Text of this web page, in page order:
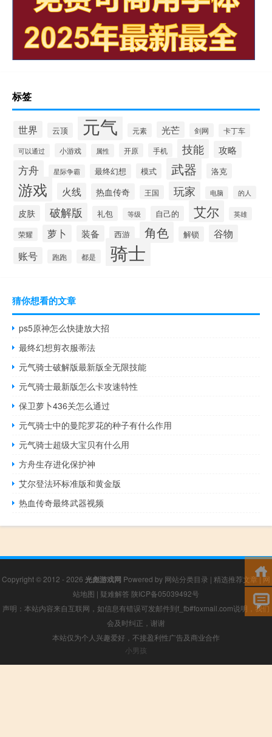
标签
世界 云顶 元气 元素 光芒 剑网 卡丁车
可以通过 小游戏 属性 开原 手机 技能 攻略
方舟 星际争霸 最终幻想 模式 武器 洛克
游戏 火线 热血传奇 王国 玩家 电脑 的人
皮肤 破解版 礼包 等级 自己的 艾尔 英雄
荣耀 萝卜 装备 西游 角色 解锁 谷物
账号 跑跑 都是 骑士
猜你想看的文章
ps5原神怎么快捷放大招
最终幻想剪衣服蒂法
元气骑士破解版最新版全无限技能
元气骑士最新版怎么卡攻速特性
保卫萝卜436关怎么通过
元气骑士中的曼陀罗花的种子有什么作用
元气骑士超级大宝贝有什么用
方舟生存进化保护神
艾尔登法环标准版和黄金版
热血传奇最终武器视频
Copyright © 2012 - 2026 光彪游戏网 Powered by 网站分类目录 | 精选推荐文章|网
站地图 | 疑难解答 陕ICP备05039492号
声明：本站内容来自互联网，如信息有错误可发邮件到f_fb#foxmail.com说明，我们
会及时纠正，谢谢
本站仅为个人兴趣爱好，不接盈利性广告及商业合作
小男孩